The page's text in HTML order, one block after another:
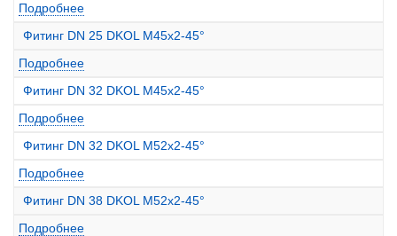
Подробнее
Фитинг DN 25 DKOL M45x2-45°
Подробнее
Фитинг DN 32 DKOL M45x2-45°
Подробнее
Фитинг DN 32 DKOL M52x2-45°
Подробнее
Фитинг DN 38 DKOL M52x2-45°
Подробнее